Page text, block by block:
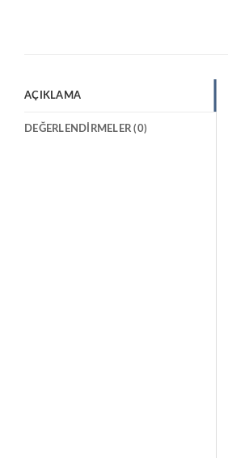
AÇIKLAMA
DEĞERLENDIRMELER (0)